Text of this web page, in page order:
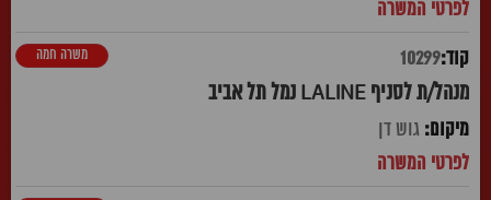
10299
מנהל/ת לסניף LALINE נמל תל אביב
משרה חמה
גוש דן